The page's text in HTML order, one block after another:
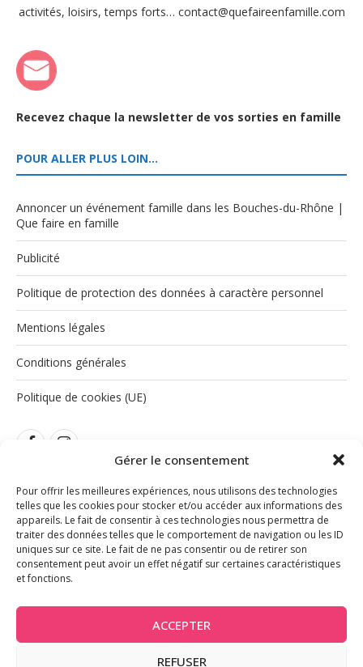
Gérer le consentement
Pour offrir les meilleures expériences, nous utilisons des technologies
telles que les cookies pour stocker et/ou accéder aux informations des
appareils. Le fait de consentir à ces technologies nous permettra de
traiter des données telles que le comportement de navigation ou les ID
uniques sur ce site. Le fait de ne pas consentir ou de retirer son
consentement peut avoir un effet négatif sur certaines caractéristiques
et fonctions.
ACCEPTER
REFUSER
activités, loisirs, temps forts… contact@quefaireenfamille.com
Recevez chaque la newsletter de vos sorties en famille
POUR ALLER PLUS LOIN…
Annoncer un événement famille dans les Bouches-du-Rhône |
Que faire en famille
Publicité
Politique de protection des données à caractère personnel
Mentions légales
Conditions générales
Politique de cookies (UE)
INSTAGRAM